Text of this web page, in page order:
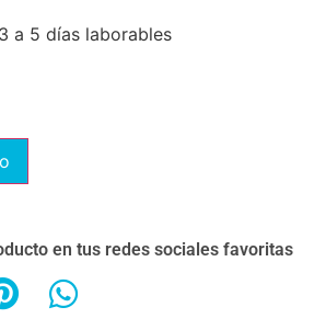
a 5 días laborables
en tus redes sociales favoritas